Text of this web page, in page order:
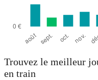
Trouvez le meilleur
en train